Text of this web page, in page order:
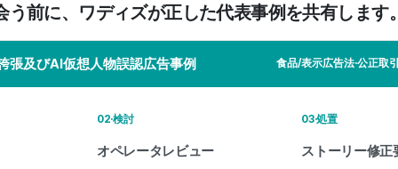
う前に、ワディズが正した代表事例を共有します
張及びAI仮想人物誤認広告事例 食品/表示広告法·公正取
02·検討
オペレータレビュー
03·処置
ストーリー修正